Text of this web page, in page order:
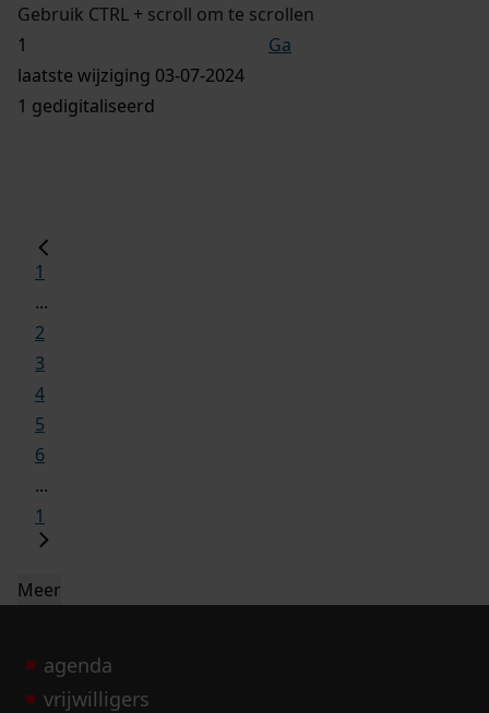
Gebruik CTRL + scroll om te scrollen
Ga
laatste wijziging 03-07-2024
1 gedigitaliseerd
1
...
2
3
4
5
6
...
1
Meer
agenda
vrijwilligers